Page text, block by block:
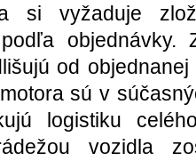
si vyžaduje
od
sú v
logistiku
vozidla